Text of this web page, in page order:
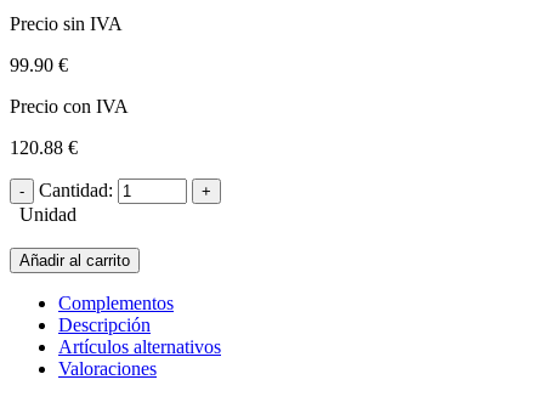
Precio sin IVA
99.90 €
Precio con IVA
120.88 €
Cantidad:
Unidad
Añadir al carrito
Complementos
Descripción
Artículos alternativos
Valoraciones